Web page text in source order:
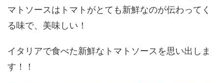
マトソースはトマトがとても新鮮なのが伝わってく
る味で、美味しい！
イタリアで食べた新鮮なトマトソースを思い出しま
す！！